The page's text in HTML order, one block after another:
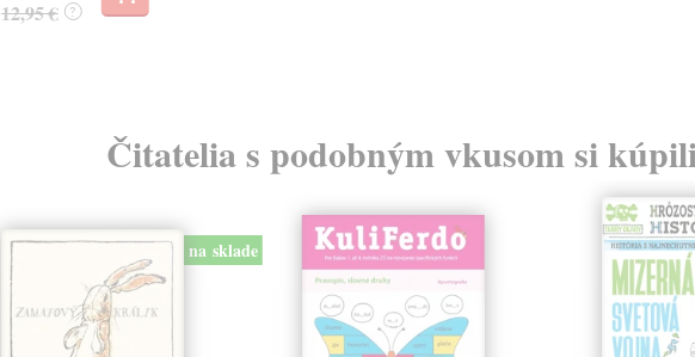
12,95 € ?
Čitatelia s podobným vkusom si
na sklade